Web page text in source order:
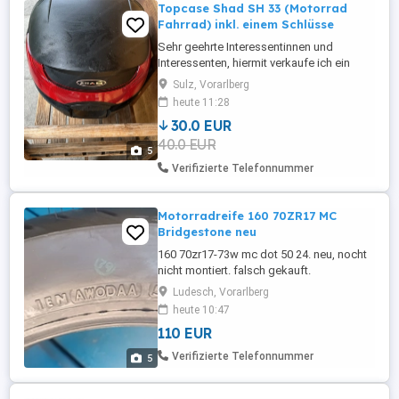
5
Topcase Shad SH 33 (Motorrad
Fahrrad) inkl. einem Schlüsse
Sehr geehrte Interessentinnen und
Interessenten, hiermit verkaufe ich ein
gebrauchtes Topcase der Marke SHAD.
Es handelt sich hierbei um das Model
SH33, bei welchem ein Schlüssel dabei
ist. Das Topcase wurde an einem Fahrrad
verwendet, kann aber mit einer
zusätzlichen Grundplatte auf einem
Motorrad ...
Sulz, Vorarlberg
heute 11:28
30.0 EUR
40.0 EUR
Verifizierte Telefonnummer
5
Motorradreife 160 70ZR17 MC
Bridgestone neu
160 70zr17-73w mc dot 50 24. neu, nocht
nicht montiert. falsch gekauft.
bridgestobe.
Ludesch, Vorarlberg
heute 10:47
110 EUR
Verifizierte Telefonnummer